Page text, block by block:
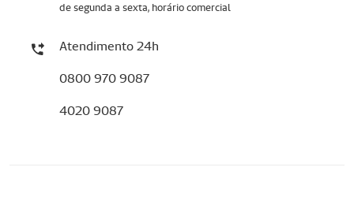
de segunda a sexta, horário comercial
Atendimento 24h
0800 970 9087
4020 9087